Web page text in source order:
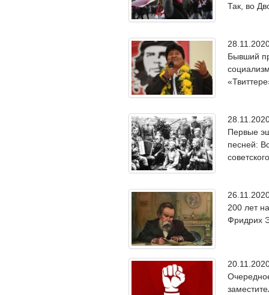
Так, во
Бывший
Первые
песней:
200 лет
Фридрих